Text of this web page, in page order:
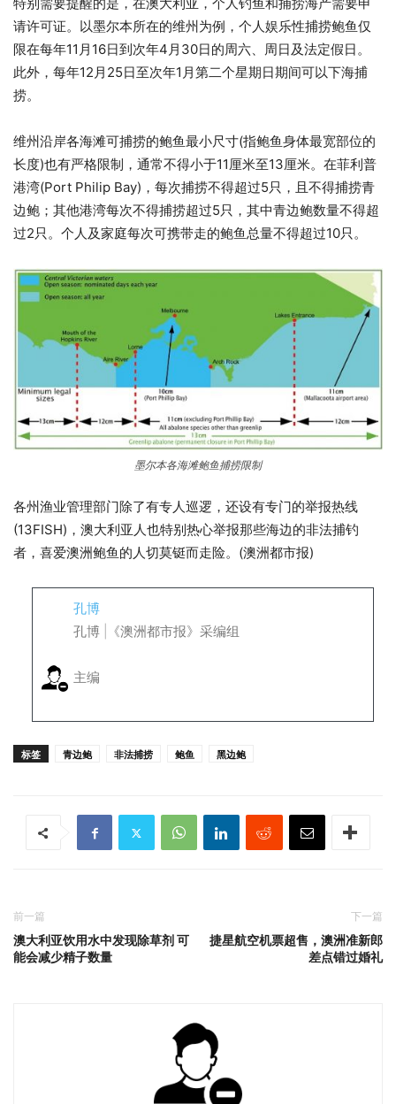
请许可证。以墨尔本所在的维州为例，个人娱乐性捕捞鲍鱼仅
限在每年11月16日到次年4月30日的周六、周日及法定假日。
此外，每年12月25日至次年1月第二个星期日期间可以下海捕
捞。
维州沿岸各海滩可捕捞的鲍鱼最小尺寸(指鲍鱼身体最宽部位的
长度)也有严格限制，通常不得小于11厘米至13厘米。在菲利普
港湾(Port Philip Bay)，每次捕捞不得超过5只，且不得捕捞青
边鲍；其他港湾每次不得捕捞超过5只，其中青边鲍数量不得超
过2只。个人及家庭每次可携带走的鲍鱼总量不得超过10只。
墨尔本各海滩鲍鱼捕捞限制
各州渔业管理部门除了有专人巡逻，还设有专门的举报热线
(13FISH)，澳大利亚人也特别热心举报那些海边的非法捕钓
者，喜爱澳洲鲍鱼的人切莫铤而走险。(澳洲都市报)
孔博
孔博 |《澳洲都市报》采编组
主编
标签 青边鲍 非法捕捞 鲍鱼 黑边鲍
前一篇
澳大利亚饮用水中发现除草剂 可
能会减少精子数量
下一篇
捷星航空机票超售，澳洲准新郎
差点错过婚礼